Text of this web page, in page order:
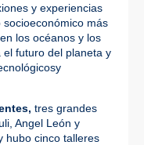
y experiencias
más
los océanos y los
futuro del planeta y
tres grandes
Angel León y
hubo cinco talleres